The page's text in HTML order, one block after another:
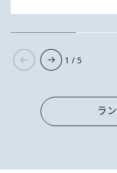
1 / 5
ラ